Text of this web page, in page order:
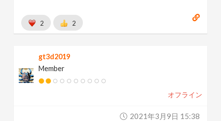
2 2
gt3d2019
Member
オフライン
2021年3月9日 15:38